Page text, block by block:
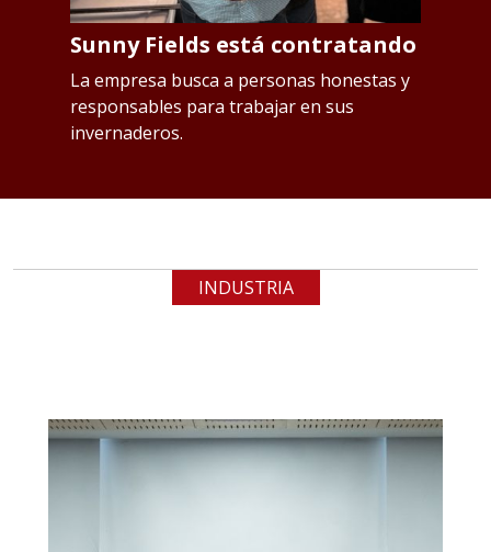
Sunny Fields está contratando
La empresa busca a personas honestas y
responsables para trabajar en sus
invernaderos.
INDUSTRIA